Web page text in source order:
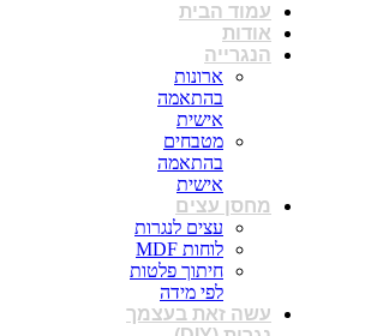
עמוד הבית
אודות
הנגרייה
ארונות
בהתאמה
אישית
מטבחים
בהתאמה
אישית
מחסן עצים
עצים לנגרות
לוחות MDF
חיתוך פלטות
לפי מידה
עשה זאת בעצמך